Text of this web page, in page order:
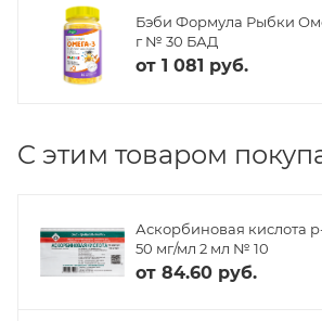
Бэби Формула Рыбки
г № 30 БАД
от 1 081 руб.
C этим товаром
Аскорбиновая кислота
50 мг/мл 2 мл № 10
от 84.60 руб.